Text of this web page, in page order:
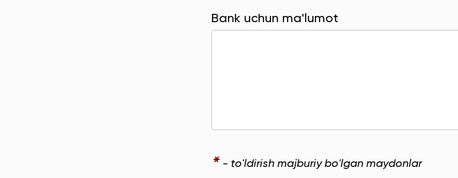
Bank uchun ma'lumot
* - to'ldirish majburiy bo'lgan maydonlar